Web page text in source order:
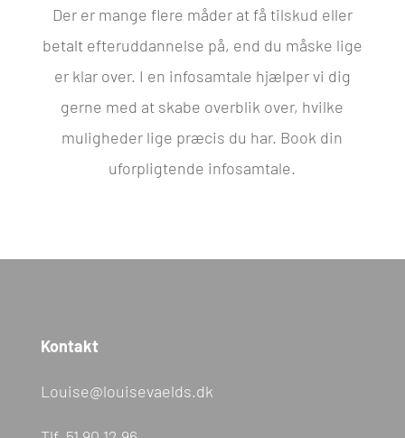
Tillad alle
Tillad valgte
Der er mange flere måder at få tilskud eller
betalt efteruddannelse på, end du måske lige
er klar over. I en infosamtale hjælper vi dig
gerne med at skabe overblik over, hvilke
muligheder lige præcis du har. Book din
uforpligtende infosamtale.
Kontakt
Louise@louisevaelds.dk